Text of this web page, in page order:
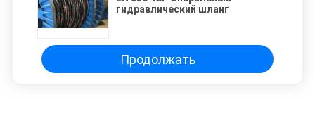
гидравлический шланг
Продолжать